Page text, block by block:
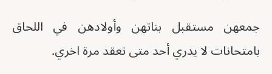
جمعهن مستقبل بناتهن وأولادهن في اللحاق
بامتحانات لا يدري أحد متى تعقد مرة اخري.